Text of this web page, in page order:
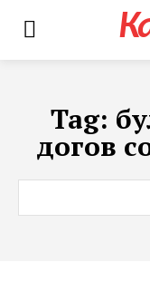
Tag:
догов